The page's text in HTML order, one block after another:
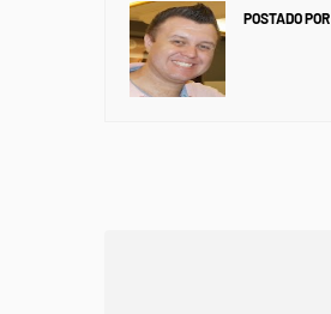
POSTADO POR